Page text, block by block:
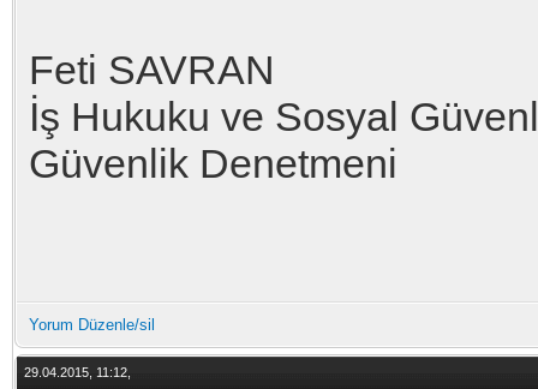
Feti SAVRAN
İş Hukuku ve Sosyal
Güvenlik Denetmeni
Yorum Düzenle/sil
29.04.2015, 11:12,